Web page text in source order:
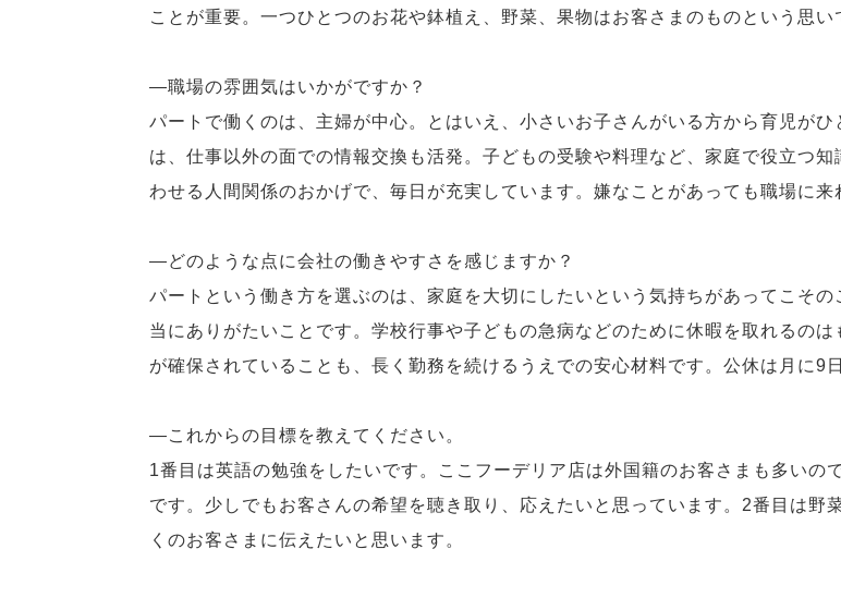
ことが重要。一つひとつのお花や鉢植え、野菜、果物はお客さまのものという思い
―職場の雰囲気はいかがですか？
パートで働くのは、主婦が中心。とはいえ、小さいお子さんがいる方から育児が
は、仕事以外の面での情報交換も活発。子どもの受験や料理など、家庭で役立つ
わせる人間関係のおかげで、毎日が充実しています。嫌なことがあっても職場に来
―どのような点に会社の働きやすさを感じますか？
パートという働き方を選ぶのは、家庭を大切にしたいという気持ちがあってこそ
当にありがたいことです。学校行事や子どもの急病などのために休暇を取れるの
が確保されていることも、長く勤務を続けるうえでの安心材料です。公休は月に9
―これからの目標を教えてください。
1番目は英語の勉強をしたいです。ここフーデリア店は外国籍のお客さまも多いの
です。少しでもお客さんの希望を聴き取り、応えたいと思っています。2番目は野
くのお客さまに伝えたいと思います。